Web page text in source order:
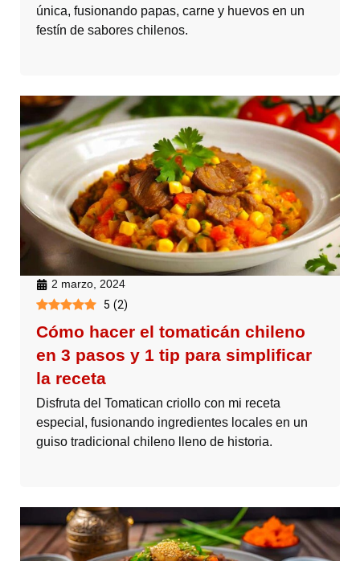
única, fusionando papas, carne y huevos en un
festín de sabores chilenos.
2 marzo, 2024
5 (2)
Cómo hacer el tomaticán chileno
en 3 pasos y 1 tip para simplificar
la receta
Disfruta del Tomatican criollo con mi receta
especial, fusionando ingredientes locales en un
guiso tradicional chileno lleno de historia.